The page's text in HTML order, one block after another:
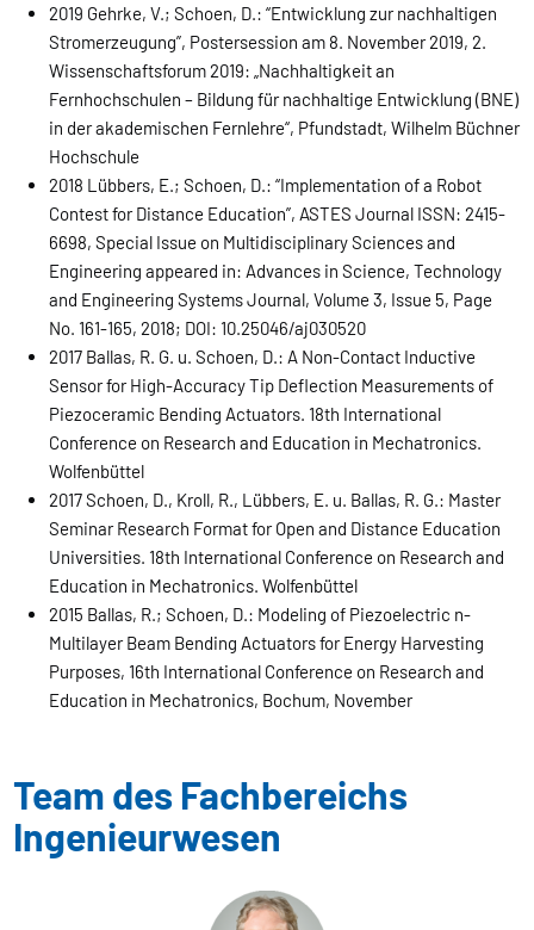
2019 Gehrke, V.; Schoen, D.: “Entwicklung zur nachhaltigen
Stromerzeugung”, Postersession am 8. November 2019, 2.
Wissenschaftsforum 2019: „Nachhaltigkeit an
Fernhochschulen – Bildung für nachhaltige Entwicklung (BNE)
in der akademischen Fernlehre“, Pfundstadt, Wilhelm Büchner
Hochschule
2018 Lübbers, E.; Schoen, D.: “Implementation of a Robot
Contest for Distance Education”, ASTES Journal ISSN: 2415-
6698, Special Issue on Multidisciplinary Sciences and
Engineering appeared in: Advances in Science, Technology
and Engineering Systems Journal, Volume 3, Issue 5, Page
No. 161-165, 2018; DOI: 10.25046/aj030520
2017 Ballas, R. G. u. Schoen, D.: A Non-Contact Inductive
Sensor for High-Accuracy Tip Deflection Measurements of
Piezoceramic Bending Actuators. 18th International
Conference on Research and Education in Mechatronics.
Wolfenbüttel
2017 Schoen, D., Kroll, R., Lübbers, E. u. Ballas, R. G.: Master
Seminar Research Format for Open and Distance Education
Universities. 18th International Conference on Research and
Education in Mechatronics. Wolfenbüttel
2015 Ballas, R.; Schoen, D.: Modeling of Piezoelectric n-
Multilayer Beam Bending Actuators for Energy Harvesting
Purposes, 16th International Conference on Research and
Education in Mechatronics, Bochum, November
Team des Fachbereichs
Ingenieurwesen